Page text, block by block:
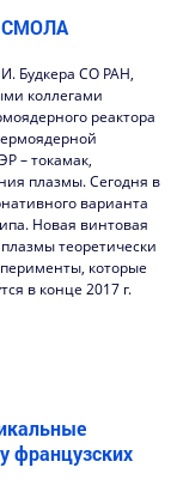
СМОЛА
Будкера СО РАН,
коллегами
реактора
– токамак,
плазмы. Сегодня в
варианта
Новая винтовая
теоретически
которые
в конце 2017 г.
французских